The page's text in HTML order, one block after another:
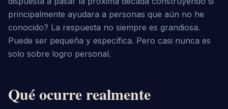
principalmente ayudara a personas que aún no he
conocido? La respuesta no siempre es grandiosa.
Puede ser pequeña y específica. Pero casi nunca es
solo sobre logro personal.
Qué ocurre realmente